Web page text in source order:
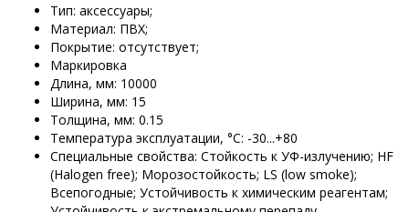
Тип: аксессуары;
Материал: ПВХ;
Покрытие: отсутствует;
Маркировка
Длина, мм: 10000
Ширина, мм: 15
Толщина, мм: 0.15
Температура эксплуатации, °C: -30...+80
Специальные свойства: Стойкость к УФ-излучению; HF
(Halogen free); Морозостойкость; LS (low smoke);
Всепогодные; Устойчивость к химическим реагентам;